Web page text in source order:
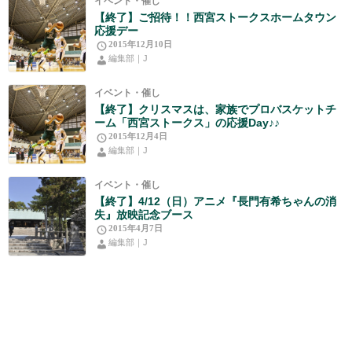
【終了】ご招待！！西宮ストークスホームタウン
応援デー
2015年12月10日
編集部｜J
イベント・催し
【終了】クリスマスは、家族でプロバスケットチ
ーム「西宮ストークス」の応援Day♪♪
2015年12月4日
編集部｜J
イベント・催し
【終了】4/12（日）アニメ『長門有希ちゃんの消
失』放映記念ブース
2015年4月7日
編集部｜J